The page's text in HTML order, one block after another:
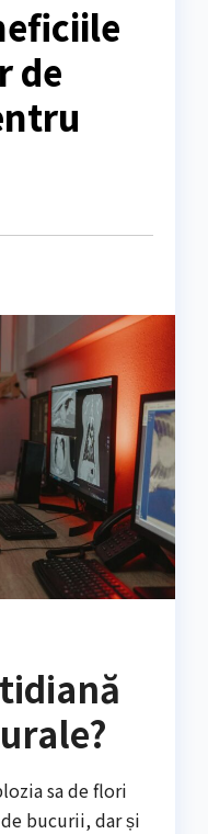
de
sa de flori
bucurii, dar și